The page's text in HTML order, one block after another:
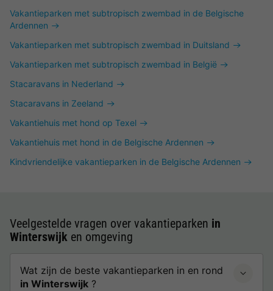
Vakantieparken met subtropisch zwembad in de Belgische
Ardennen
Vakantieparken met subtropisch zwembad in Duitsland
Vakantieparken met subtropisch zwembad in België
Stacaravans in Nederland
Stacaravans in Zeeland
Vakantiehuis met hond op Texel
Vakantiehuis met hond in de Belgische Ardennen
Kindvriendelijke vakantieparken in de Belgische Ardennen
Veelgestelde vragen over vakantieparken in
Winterswijk en omgeving
Wat zijn de beste vakantieparken in en rond
in Winterswijk ?